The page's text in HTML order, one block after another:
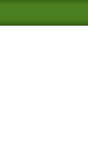
配信を登録す